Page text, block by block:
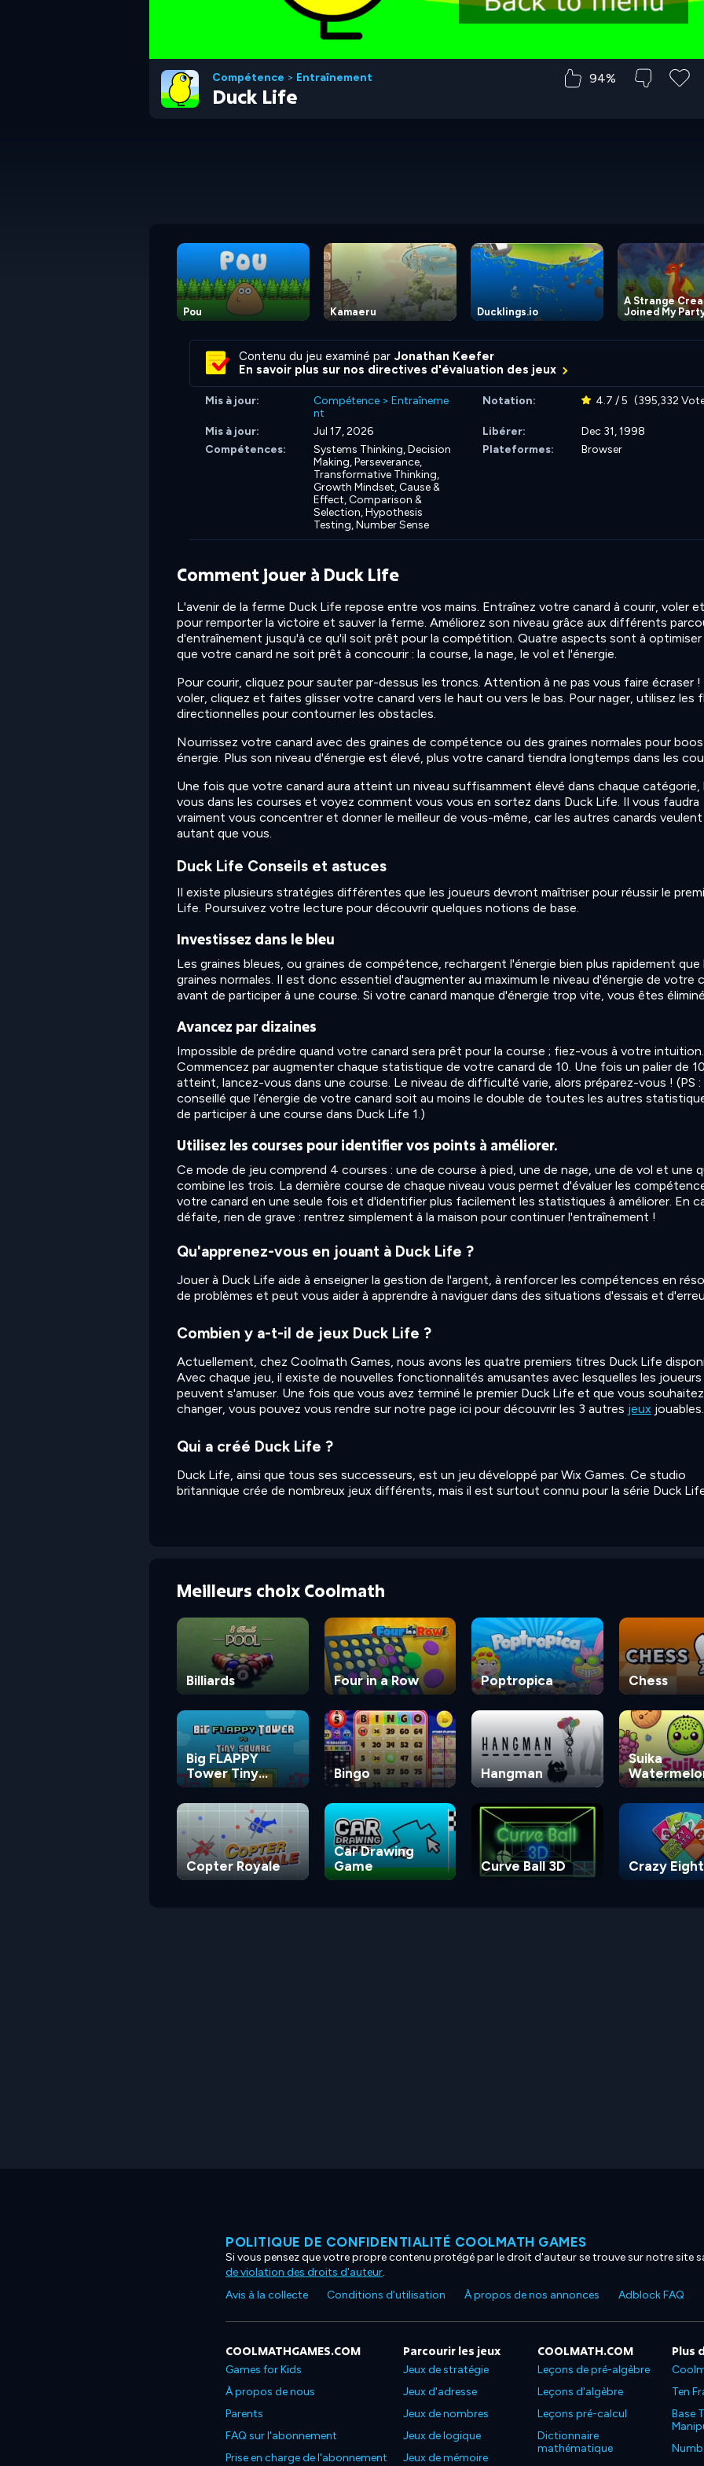
Compétence > Entraînement 94%
Duck Life
Pou Kamaeru Ducklings.io
A Strange
Joined My
Contenu du jeu examiné par Jonathan Keefer
En savoir plus sur nos directives d'évaluation des jeux
Mis à jour: Compétence > Entraîneme
nt
Notation: 4.7 / 5 (395,332
Mis à jour: Jul 17, 2026 Libérer:
Dec 31, 1998
Compétences:
Systems Thinking,Decision
Making,Perseverance,
Transformative Thinking,
Growth Mindset,Cause &
Effect,Comparison &
Selection,Hypothesis
Testing,Number Sense
Plateformes: Browser
Comment jouer à Duck Life
L'avenir de la ferme Duck Life repose entre vos mains. Entraînez votre canard à courir, voler
pour remporter la victoire et sauver la ferme. Améliorez son niveau grâce aux différents
d'entraînement jusqu'à ce qu'il soit prêt pour la compétition. Quatre aspects sont à
que votre canard ne soit prêt à concourir : la course, la nage, le vol et l'énergie.
Pour courir, cliquez pour sauter par-dessus les troncs. Attention à ne pas vous faire écraser !
voler, cliquez et faites glisser votre canard vers le haut ou vers le bas. Pour nager, utilisez les
directionnelles pour contourner les obstacles.
Nourrissez votre canard avec des graines de compétence ou des graines normales pour
énergie. Plus son niveau d'énergie est élevé, plus votre canard tiendra longtemps dans les
Une fois que votre canard aura atteint un niveau suffisamment élevé dans chaque catégorie,
vous dans les courses et voyez comment vous vous en sortez dans Duck Life. Il vous faudra
vraiment vous concentrer et donner le meilleur de vous-même, car les autres canards
autant que vous.
Duck Life Conseils et astuces
Il existe plusieurs stratégies différentes que les joueurs devront maîtriser pour réussir le
Life. Poursuivez votre lecture pour découvrir quelques notions de base.
Investissez dans le bleu
Les graines bleues, ou graines de compétence, rechargent l'énergie bien plus rapidement que
graines normales. Il est donc essentiel d'augmenter au maximum le niveau d'énergie de votre
avant de participer à une course. Si votre canard manque d'énergie trop vite, vous êtes
Avancez par dizaines
Impossible de prédire quand votre canard sera prêt pour la course ; fiez-vous à votre intuition.
Commencez par augmenter chaque statistique de votre canard de 10. Une fois un palier de
atteint, lancez-vous dans une course. Le niveau de difficulté varie, alors préparez-vous ! (PS
conseillé que l’énergie de votre canard soit au moins le double de toutes les autres
de participer à une course dans Duck Life 1.)
Utilisez les courses pour identifier vos points à améliorer.
Ce mode de jeu comprend 4 courses : une de course à pied, une de nage, une de vol et une
combine les trois. La dernière course de chaque niveau vous permet d'évaluer les
votre canard en une seule fois et d'identifier plus facilement les statistiques à améliorer. En
défaite, rien de grave : rentrez simplement à la maison pour continuer l'entraînement !
Qu'apprenez-vous en jouant à Duck Life ?
Jouer à Duck Life aide à enseigner la gestion de l'argent, à renforcer les compétences en
de problèmes et peut vous aider à apprendre à naviguer dans des situations d'essais et
Combien y a-t-il de jeux Duck Life ?
Actuellement, chez Coolmath Games, nous avons les quatre premiers titres Duck Life
Avec chaque jeu, il existe de nouvelles fonctionnalités amusantes avec lesquelles les joueurs
peuvent s'amuser. Une fois que vous avez terminé le premier Duck Life et que vous
changer, vous pouvez vous rendre sur notre page ici pour découvrir les 3 autres jeux jouables.
Qui a créé Duck Life ?
Duck Life, ainsi que tous ses successeurs, est un jeu développé par Wix Games. Ce studio
britannique crée de nombreux jeux différents, mais il est surtout connu pour la série Duck
Meilleurs choix Coolmath
Billiards Four in a Row Poptropica Chess
Big FLAPPY
Tower Tiny
Square
Bingo Hangman
Suika
Game
Copter Royale
Car Drawing
Game
Curve Ball 3D Crazy
POLITIQUE DE CONFIDENTIALITÉ COOLMATH GAMES
Si vous pensez que votre propre contenu protégé par le droit d'auteur se trouve sur notre site
de violation des droits d'auteur.
Avis à la collecte
Conditions d'utilisation À propos de nos annonces Adblock FAQ
COOLMATHGAMES.COM
Games for Kids
À propos de nous
Parents
FAQ sur l'abonnement
Prise en charge de l'abonnement
Parcourir les jeux
Jeux de stratégie
Jeux d'adresse
Jeux de nombres
Jeux de logique
Jeux de mémoire
COOLMATH.COM
Leçons de pré-algèbre
Leçons d'algèbre
Leçons pré-calcul
Dictionnaire
mathématique
Plus
Ten
Base